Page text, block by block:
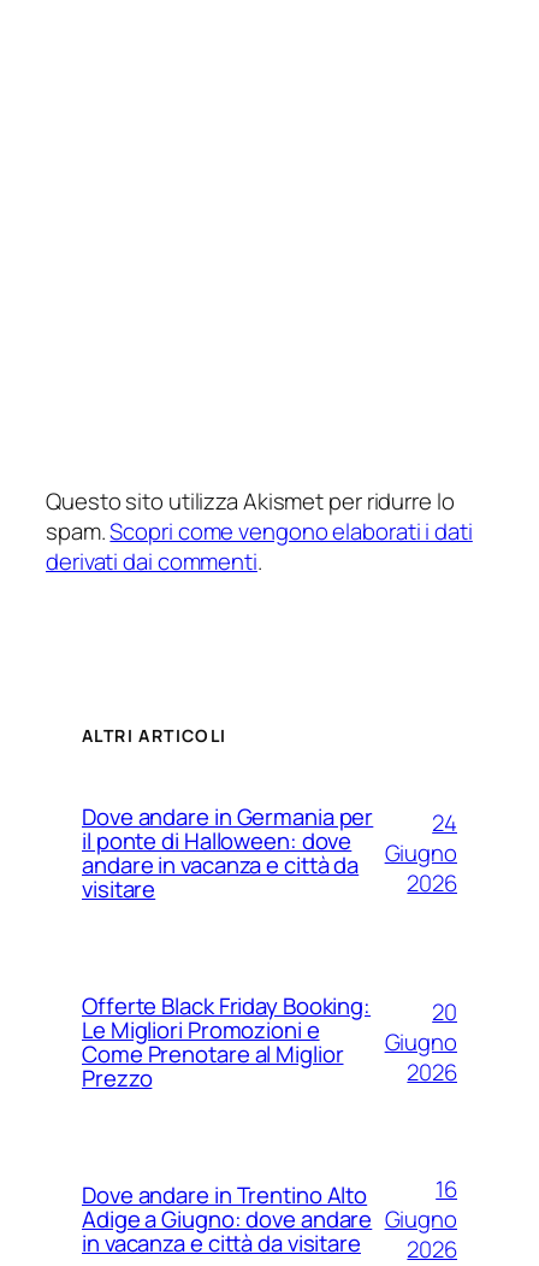
Questo sito utilizza Akismet per ridurre lo
spam.Scopri come vengono elaborati i dati
derivati dai commenti.
ALTRI ARTICOLI
Dove andare in Germania per
il ponte di Halloween: dove
andare in vacanza e città da
visitare
24
Giugno
2026
Offerte Black Friday Booking:
Le Migliori Promozioni e
Come Prenotare al Miglior
Prezzo
20
Giugno
2026
Dove andare in Trentino Alto
Adige a Giugno: dove andare
in vacanza e città da visitare
16
Giugno
2026